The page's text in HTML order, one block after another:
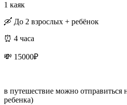
1 каяк
🛶 До 2 взрослых + ребёнок
⏰ 4 часа
💸 15000₽
в путешествие можно отправиться
ребенка)